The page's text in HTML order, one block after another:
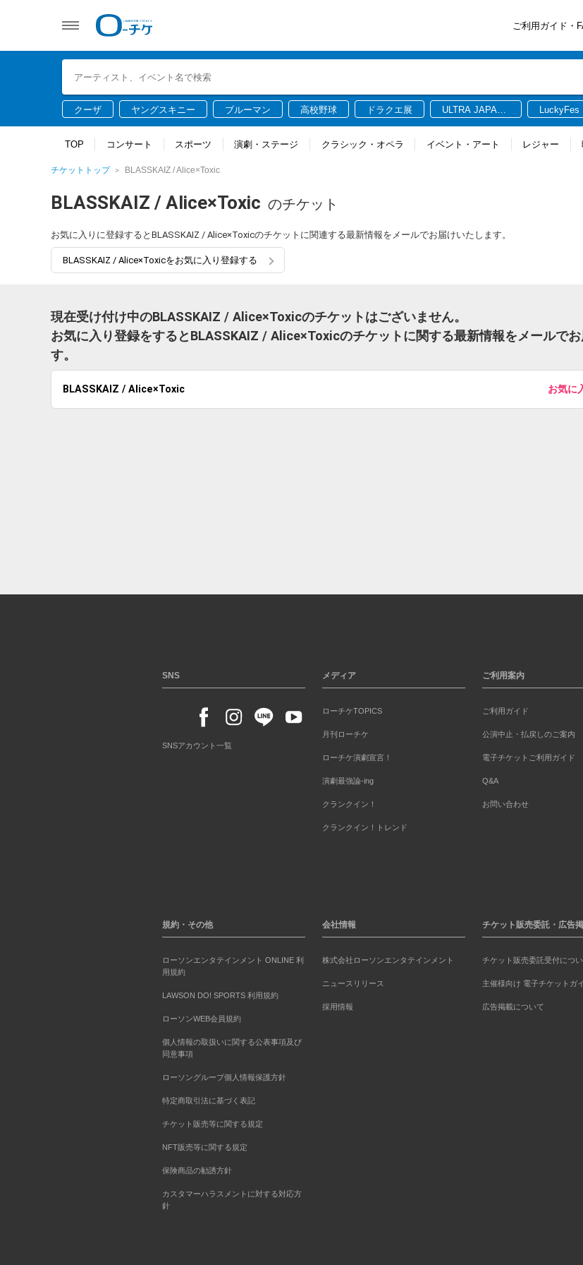
ご利用ガイド・
クーザ ヤングスキニー ブルーマン 高校野球 ドラクエ展
ULTRA JAPAN
LuckyFes
TOP コンサート スポーツ 演劇・ステージ クラシック・オペラ イベント・アート レジャー
チケットトップ BLASSKAIZ / Alice×Toxic
BLASSKAIZ / Alice×Toxic のチケット
お気に入りに登録するとBLASSKAIZ / Alice×Toxicのチケットに関連する最新情報をメールでお届けいたします。
BLASSKAIZ / Alice×Toxicをお気に入り登録する
現在受け付け中のBLASSKAIZ / Alice×Toxicのチケットはございません。
お気に入り登録をするとBLASSKAIZ / Alice×Toxicのチケットに関する最新情報をメールでお
す。
BLASSKAIZ / Alice×Toxic お気に
SNS
SNSアカウント一覧
メディア
ローチケTOPICS
月刊ローチケ
ローチケ演劇宣言！
演劇最強論-ing
クランクイン！
クランクイン！トレンド
ご利用案内
ご利用ガイド
公演中止・払戻しのご案内
電子チケットご利用ガイド
Q&A
お問い合わせ
規約・その他
ローソンエンタテインメント ONLINE 利
用規約
LAWSON DO! SPORTS 利用規約
ローソンWEB会員規約
個人情報の取扱いに関する公表事項及び
同意事項
ローソングループ個人情報保護方針
特定商取引法に基づく表記
チケット販売等に関する規定
NFT販売等に関する規定
保険商品の勧誘方針
カスタマーハラスメントに対する対応方
針
会社情報
株式会社ローソンエンタテインメント
ニュースリリース
採用情報
チケット販売委託・広告
チケット販売委託受付につ
主催様向け 電子チケットガ
広告掲載について